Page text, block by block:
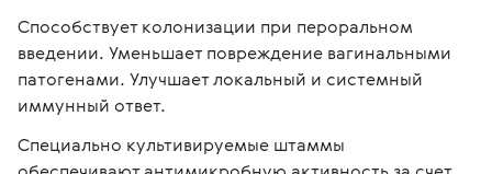
Способствует колонизации при пероральном
введении. Уменьшает повреждение вагинальными
патогенами. Улучшает локальный и системный
иммунный ответ.
Специально культивируемые штаммы